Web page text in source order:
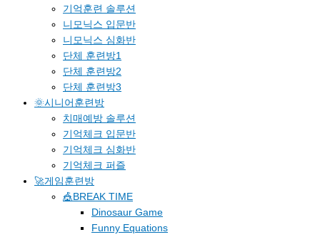
기억훈련 솔루션
니모닉스 입문반
니모닉스 심화반
단체 훈련방1
단체 훈련방2
단체 훈련방3
🌞시니어훈련방
치매예방 솔루션
기억체크 입문반
기억체크 심화반
기억체크 퍼즐
🚀게임훈련방
🎪BREAK TIME
Dinosaur Game
Funny Equations